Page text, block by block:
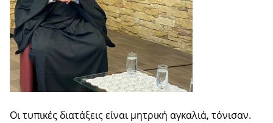
Οι τυπικές διατάξεις είναι μητρική αγκαλιά, τόνισαν.